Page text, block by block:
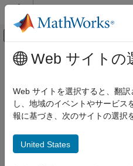
コンテンツへスキップ
オフキャンバス
リソース
ステータス
メインコンテンツ
Web サイトの
Web サイトを選択すると、翻
し、地域のイベントやサービス
報に基づき、次のサイトの選択
United States